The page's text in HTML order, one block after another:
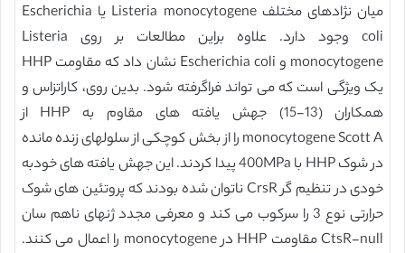
میان نژادهای مختلف Listeria monocytogene یا Escherichia
coli وجود دارد. علاوه براین مطالعات بر روی Listeria
monocytogene و Escherichia coli نشان داد که مقاومت HHP
یک ویژگی است که می تواند فراگرفته شود. بدین روی، کاراتزاس و
همکاران (13-15) جهش یافته های مقاوم به HHP از
monocytogene Scott A را از بخش کوچکی از سلولهای زنده مانده
در شوک HHP با 400MPa پیدا کردند. این جهش یافته های خودبه
خودی در تنظیم گر CrsR ناتوان شده بودند که پروتئین های شوک
حرارتی نوع 3 را سرکوب می کند و معرفی مجدد ژنهای ناهم سان
CtsR-null مقاومت HHP در monocytogene را اعمال می کنند.